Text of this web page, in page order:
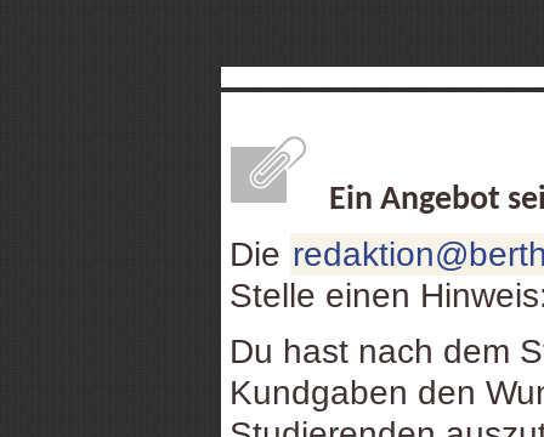
Ein Angebot
Die
Stelle einen
Du hast nach dem
Kundgaben den